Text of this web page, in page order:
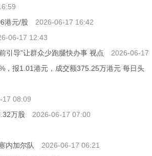
港元/股
2026-06-17 16:42
06-17 12:43
引导”让群众少跑腿快办事 视点
2026-06-17
，报1.01港元，成交额375.25万港元 每日头
17 08:09
万股
2026-06-17 07:00
内加尔队
2026-06-17 06:21